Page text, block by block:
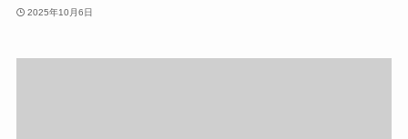
2025年10月6日